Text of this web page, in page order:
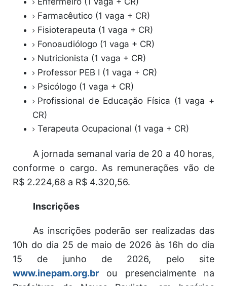
Farmacêutico (1 vaga + CR)
Fisioterapeuta (1 vaga + CR)
Fonoaudiólogo (1 vaga + CR)
Nutricionista (1 vaga + CR)
Professor PEB I (1 vaga + CR)
Psicólogo (1 vaga + CR)
Profissional de Educação Física (1 vaga +
CR)
Terapeuta Ocupacional (1 vaga + CR)
A jornada semanal varia de 20 a 40 horas,
conforme o cargo. As remunerações vão de
R$ 2.224,68 a R$ 4.320,56.
Inscrições
As inscrições poderão ser realizadas das
10h do dia 25 de maio de 2026 às 16h do dia
15 de junho de 2026, pelo site
www.inepam.org.br ou presencialmente na